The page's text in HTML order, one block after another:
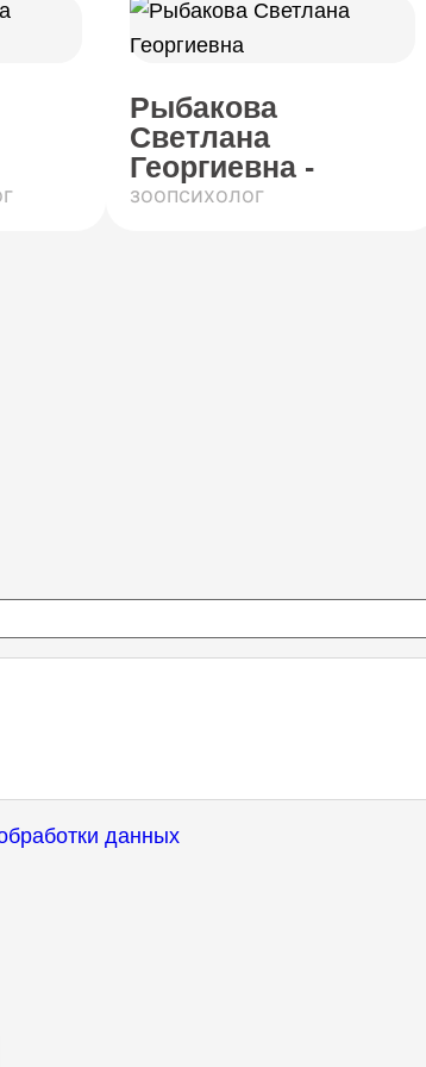
Рыбакова
Светлана
Георгиевна -
зоопсихолог
данных